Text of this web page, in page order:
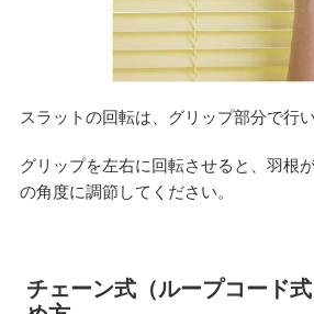
スラットの回転は、グリップ部分で行い
グリップを左右に回転させると、羽根
の角度に調節してください。
チェーン式（ループコード